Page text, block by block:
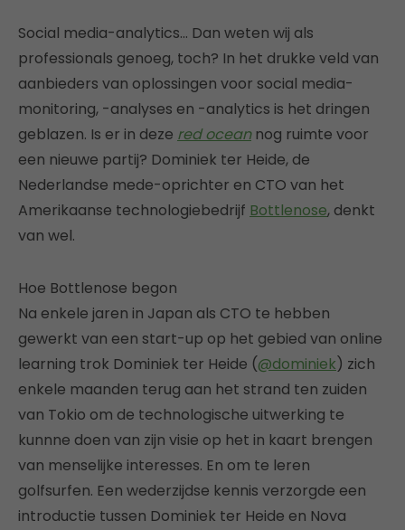
Social media-analytics… Dan weten wij als
professionals genoeg, toch? In het drukke veld van
aanbieders van oplossingen voor social media-
monitoring, -analyses en -analytics is het dringen
geblazen. Is er in deze red oceannog ruimte voor
een nieuwe partij? Dominiek ter Heide, de
Nederlandse mede-oprichter en CTO van het
Amerikaanse technologiebedrijf Bottlenose, denkt
van wel.
Hoe Bottlenose begon
Na enkele jaren in Japan als CTO te hebben
gewerkt van een start-up op het gebied van online
learning trok Dominiek ter Heide (@dominiek) zich
enkele maanden terug aan het strand ten zuiden
van Tokio om de technologische uitwerking te
kunnne doen van zijn visie op het in kaart brengen
van menselijke interesses. En om te leren
golfsurfen. Een wederzijdse kennis verzorgde een
introductie tussen Dominiek ter Heide en Nova